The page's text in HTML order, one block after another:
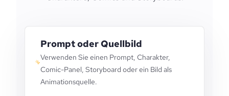
Prompt oder Quellbild
Verwenden Sie einen Prompt, Charakter,
Comic-Panel, Storyboard oder ein Bild als
Animationsquelle.